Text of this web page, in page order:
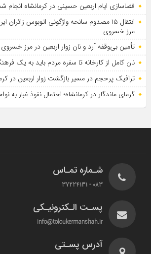
فضاسازی ایام اربعین حسینی در کرمانشاه انجام
انتقال ۱۵ مصدوم سانحه واژگونی اتوبوس
مرز خسروی
تأمین بی‌وقفه آرد و نان زوار اربعین در مرز خسروی
نان کامل از کارخانه تا سفره مردم باید به یک
ترافیک پرحجم در مسیر بازگشت زوار اربعین در
گرمای ماندگار در کرمانشاه؛ احتمال نفوذ غبار به
شـماره تمـاس
083 - 37224131
پسـت الـکترونیـکی
info@toloukermanshah.ir
آدرس پسـتی